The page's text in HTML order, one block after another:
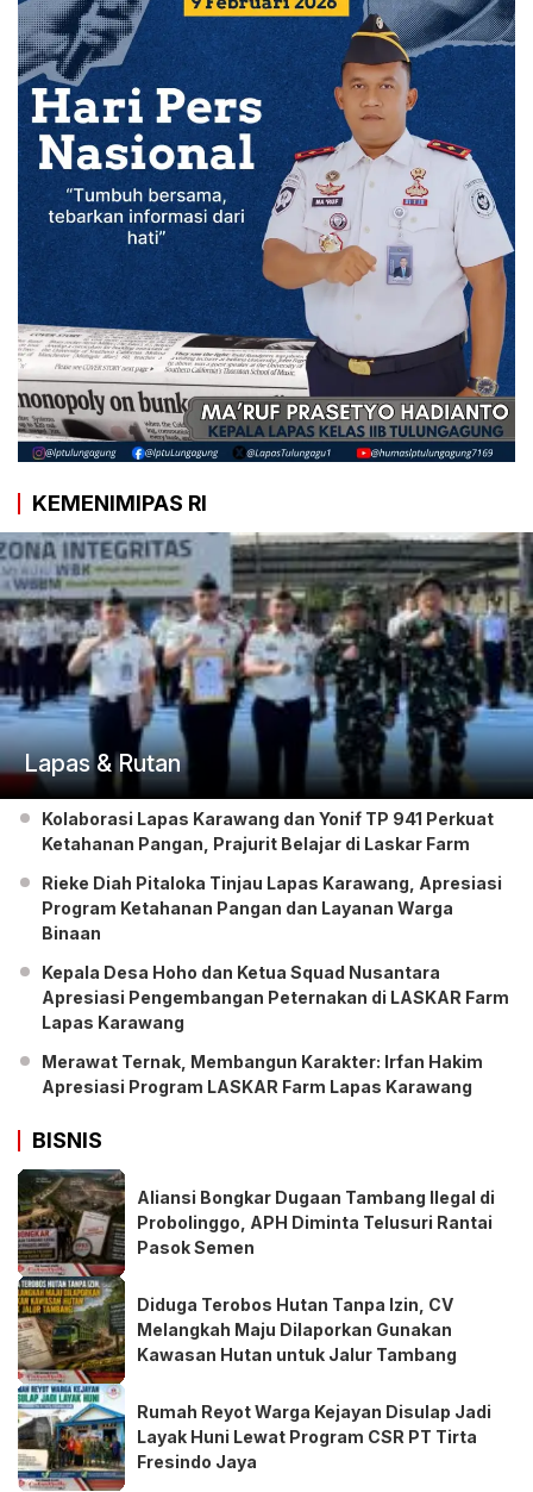
KEMENIMIPAS RI
Lapas & Rutan
Kolaborasi Lapas Karawang dan Yonif TP 941 Perkuat
Ketahanan Pangan, Prajurit Belajar di Laskar Farm
Rieke Diah Pitaloka Tinjau Lapas Karawang, Apresiasi
Program Ketahanan Pangan dan Layanan Warga
Binaan
Kepala Desa Hoho dan Ketua Squad Nusantara
Apresiasi Pengembangan Peternakan di LASKAR Farm
Lapas Karawang
Merawat Ternak, Membangun Karakter: Irfan Hakim
Apresiasi Program LASKAR Farm Lapas Karawang
BISNIS
Aliansi Bongkar Dugaan Tambang Ilegal di
Probolinggo, APH Diminta Telusuri Rantai
Pasok Semen
Diduga Terobos Hutan Tanpa Izin, CV
Melangkah Maju Dilaporkan Gunakan
Kawasan Hutan untuk Jalur Tambang
Rumah Reyot Warga Kejayan Disulap Jadi
Layak Huni Lewat Program CSR PT Tirta
Fresindo Jaya